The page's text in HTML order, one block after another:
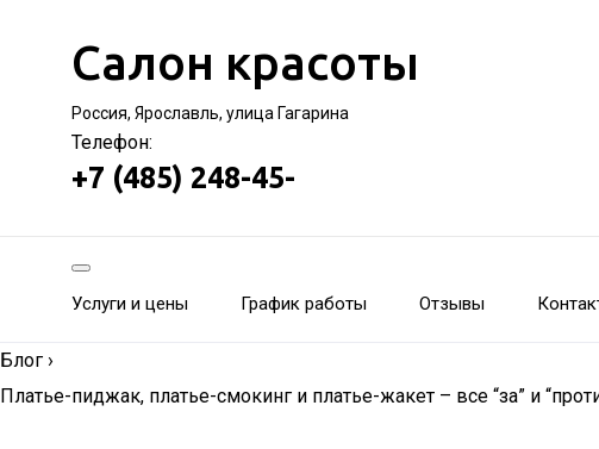
Салон красоты
Россия, Ярославль, улица Гагарина
Телефон:
+7 (485) 248-45-
Услуги и цены График работы Отзывы
Блог ›
Платье-пиджак, платье-смокинг и платье-жакет – все “за” и